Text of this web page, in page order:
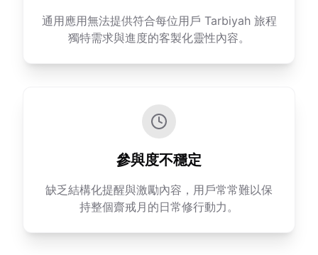
通用應用無法提供符合每位用戶 Tarbiyah 旅程
獨特需求與進度的客製化靈性內容。
參與度不穩定
缺乏結構化提醒與激勵內容，用戶常常難以保
持整個齋戒月的日常修行動力。